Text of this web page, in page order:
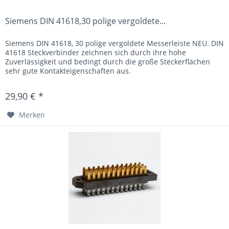
Siemens DIN 41618,30 polige vergoldete...
Siemens DIN 41618, 30 polige vergoldete Messerleiste NEU. DIN
41618 Steckverbinder zeichnen sich durch ihre hohe
Zuverlässigkeit und bedingt durch die große Steckerflächen
sehr gute Kontakteigenschaften aus.
29,90 € *
Merken